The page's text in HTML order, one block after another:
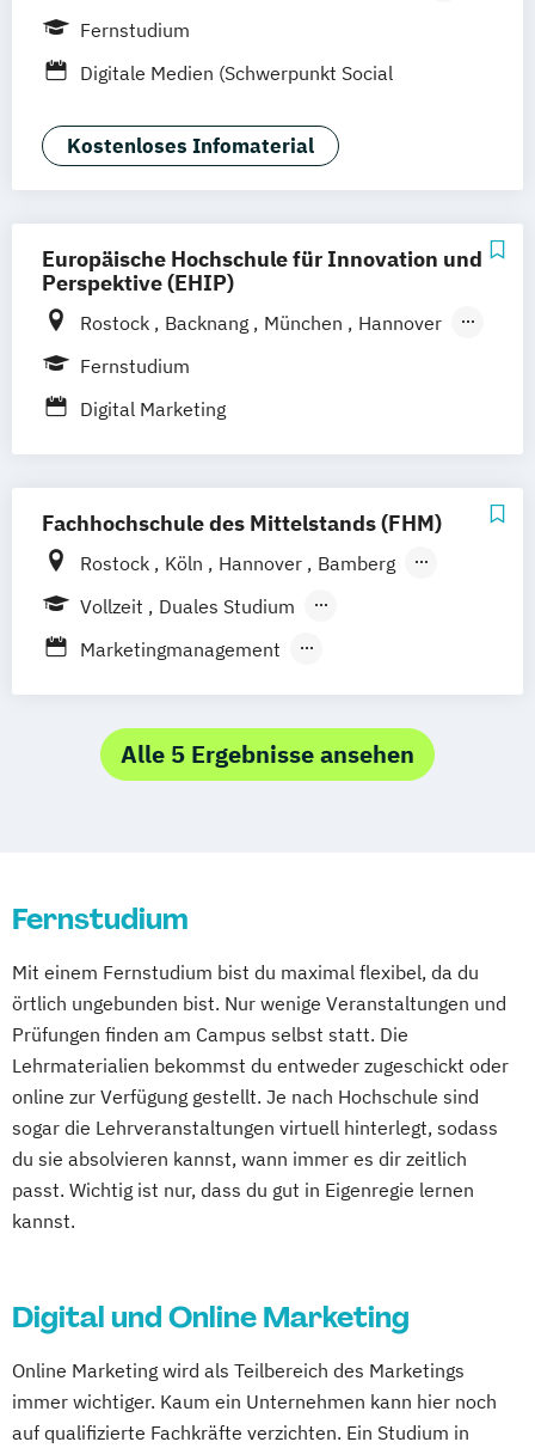
Hannover
Wien Zürich Dortmund
Fernstudium
Digitale Medien (Schwerpunkt Social
Kostenloses Infomaterial
Europäische Hochschule für Innovation und
Perspektive (EHIP)
Rostock Backnang München
Hannover
Stockach
Bielefeld Bochum
Dresden Düsseldorf Duisburg Essen
Frankfurt am Main Hamm Karlsruhe
Mannheim Mönchengladbach Münster
Nürnberg
Wiesbaden Wuppertal
Magdeburg
Krefeld Lübeck Oberhausen
Mainz Kassel Hagen Saarbrücken
Mülheim an der Ruhr Potsdam
Ludwigshafen Oldenburg Leverkusen
Euskirchen
Leonberg
Lilienthal
Miesbach
Unterhaching
Weilheim Wildau
Fernstudium
Digital Marketing
Fachhochschule des Mittelstands (FHM)
Rostock Köln Hannover
Bamberg
Bielefeld
Berlin Düren
Vollzeit
Duales Studium
Berufsbegleitendes Präsenzstudium
Marketingmanagement
Marketing
Alle 5 Ergebnisse ansehen
Fernstudium
Mit einem Fernstudium bist du maximal flexibel, da du
örtlich ungebunden bist. Nur wenige Veranstaltungen und
Prüfungen finden am Campus selbst statt. Die
Lehrmaterialien bekommst du entweder zugeschickt oder
online zur Verfügung gestellt. Je nach Hochschule sind
sogar die Lehrveranstaltungen virtuell hinterlegt, sodass
du sie absolvieren kannst, wann immer es dir zeitlich
passt. Wichtig ist nur, dass du gut in Eigenregie lernen
kannst.
Digital und Online Marketing
Online Marketing wird als Teilbereich des Marketings
immer wichtiger. Kaum ein Unternehmen kann hier noch
auf qualifizierte Fachkräfte verzichten. Ein Studium in